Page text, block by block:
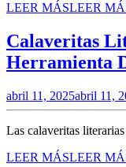
LEER MÁSLEER
Calaveritas
Herramienta
abril 11, 2025abril 11,
Las calaveritas
LEER MÁSLEER